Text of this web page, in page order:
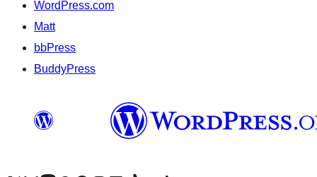
WordPress.com
Matt
bbPress
BuddyPress